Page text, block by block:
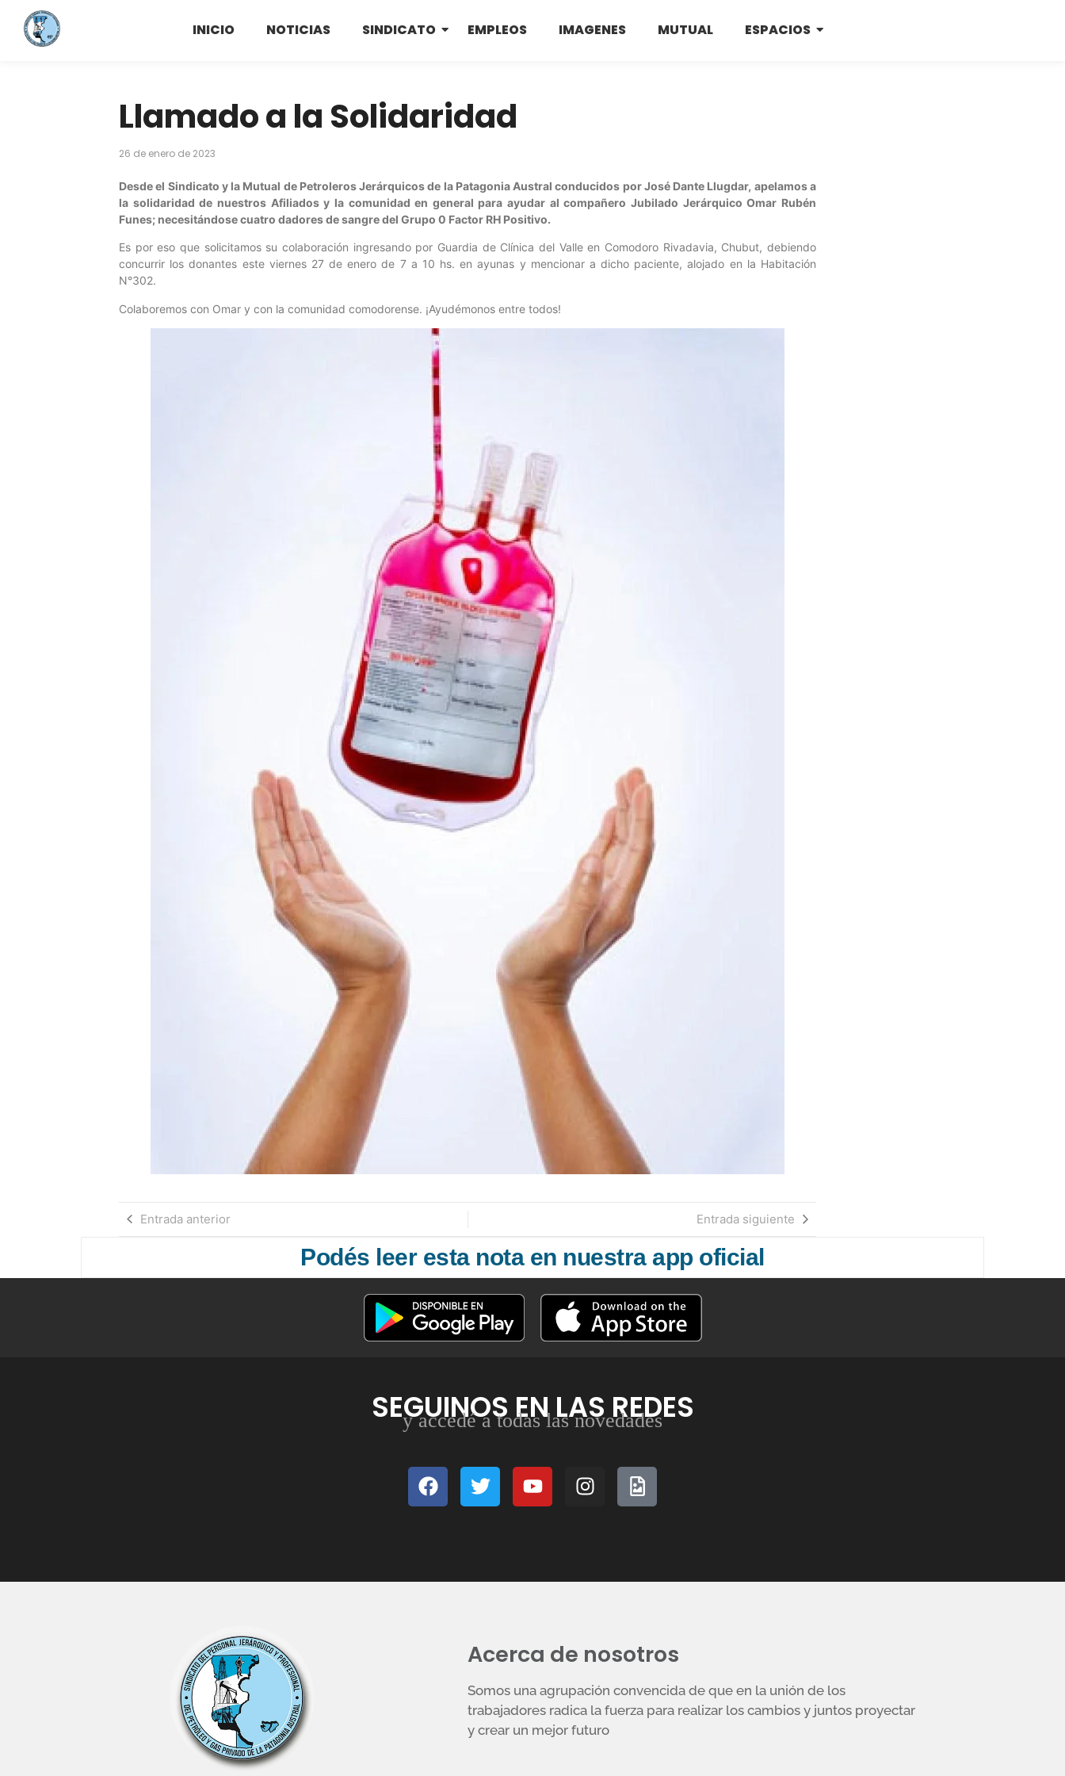
INICIO NOTICIAS SINDICATO EMPLEOS IMAGENES MUTUAL ESPACIOS
Llamado a la Solidaridad
26 de enero de 2023
Desde el Sindicato y la Mutual de Petroleros Jerárquicos de la Patagonia Austral conducidos por José Dante Llugdar, apelamos a
la solidaridad de nuestros Afiliados y la comunidad en general para ayudar al compañero Jubilado Jerárquico Omar Rubén
Funes; necesitándose cuatro dadores de sangre del Grupo 0 Factor RH Positivo.
Es por eso que solicitamos su colaboración ingresando por Guardia de Clínica del Valle en Comodoro Rivadavia, Chubut, debiendo
concurrir los donantes este viernes 27 de enero de 7 a 10 hs. en ayunas y mencionar a dicho paciente, alojado en la Habitación
N°302.
Colaboremos con Omar y con la comunidad comodorense. ¡Ayudémonos entre todos!
Entrada anterior Entrada siguiente
Podés leer esta nota en nuestra app oficial
SEGUINOS EN LAS REDES
y accedé a todas las novedades
Acerca de nosotros
Somos una agrupación convencida de que en la unión de los
trabajadores radica la fuerza para realizar los cambios y juntos proyectar
y crear un mejor futuro